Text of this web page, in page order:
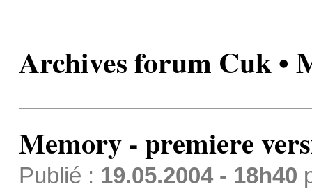
Archives forum Cuk •
Memory - premiere
Publié : 19.05.2004 - 18h40